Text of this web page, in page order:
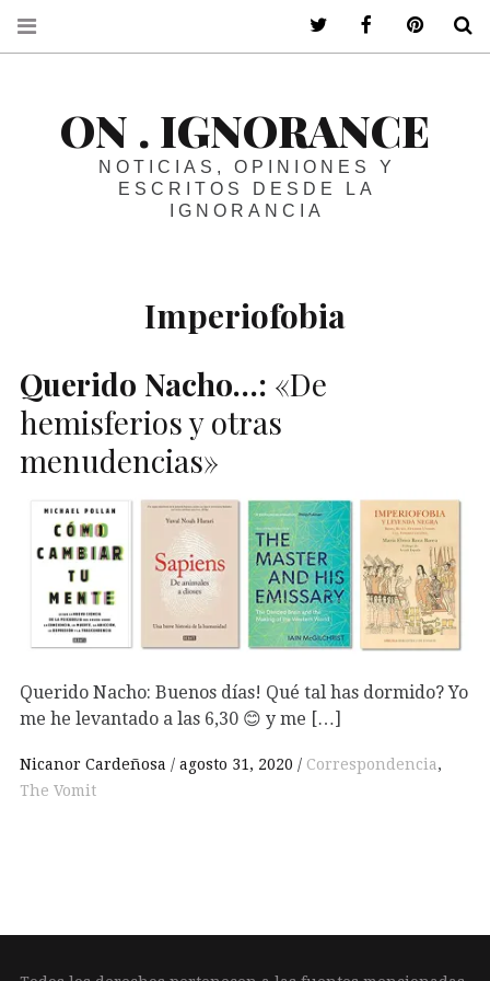
ON . IGNORANCE
NOTICIAS, OPINIONES Y
ESCRITOS DESDE LA
IGNORANCIA
Imperiofobia
Querido Nacho…: «De
hemisferios y otras
menudencias»
Querido Nacho: Buenos días! Qué tal has dormido? Yo
me he levantado a las 6,30 😊 y me […]
Nicanor Cardeñosa agosto 31, 2020 Correspondencia,
The Vomit
ir a mi twitterir a mi facebook
ir a mi